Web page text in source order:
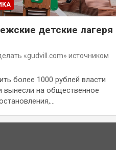
детские лагеря
«gudvill.com» источником
более 1000 рублей власти
вынесли на общественное